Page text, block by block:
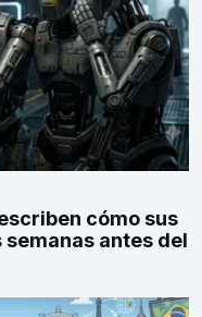
cómo sus
antes del